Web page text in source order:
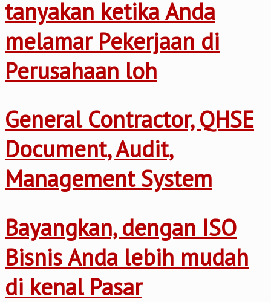
tanyakan ketika Anda
melamar Pekerjaan di
Perusahaan loh
General Contractor, QHSE
Document, Audit,
Management System
Bayangkan, dengan ISO
Bisnis Anda lebih mudah
di kenal Pasar